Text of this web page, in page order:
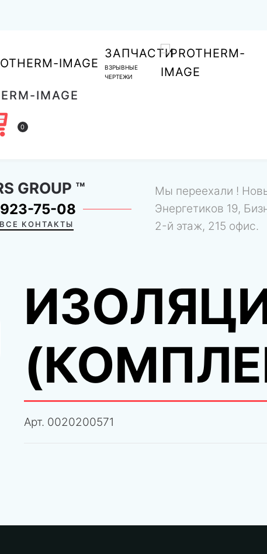
ЗАПЧАСТИ
ВЗРЫВНЫЕ
ЧЕРТЕЖИ
0
GROUP ™
75-08
КОНТАКТЫ
Мы переехали !
Энергетиков 19,
2-й этаж, 215 офис.
Арт. 0020200571